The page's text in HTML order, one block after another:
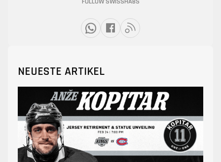
NEUESTE ARTIKEL